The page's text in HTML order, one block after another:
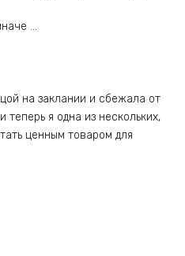
…
на заклании и сбежала от
я одна из нескольких,
ценным товаром для